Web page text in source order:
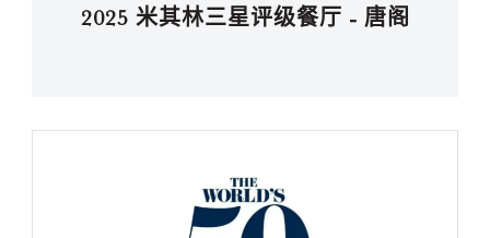
2025 米其林三星评级餐厅 - 唐阁